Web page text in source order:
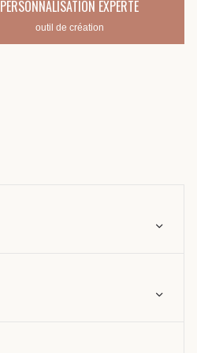
PERSONNALISATION EXPERTE
outil de création